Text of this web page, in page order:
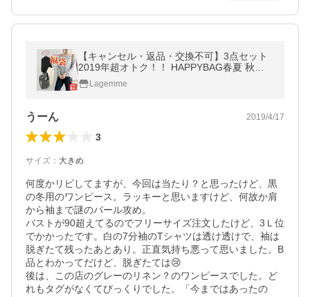
【キャンセル・返品・交換不可】3点セット
2019年超オトク！！ HAPPYBAG春夏 秋冬 B
品福袋【2018fuku3set-b】【即納：2-5日】
宅込Lagemme
うーん 2019/4/17
3
サイズ ： 大きめ
何度かリピしてますが、今回は当たり？と思ったけど、黒
の冬用のワンピース。ラッキーと思いますけど、何故か肩
から袖まで謎のパール攻め。
バストが90超えてるのでフリーサイズ注文したけど、3Ｌ位
でかかったです。白の7分袖のTシャツは透け透けで、袖は
脱ぎたて残ったあとあり。正直気持ち悪って思いました。B
品とわかってだけど、脱ぎたては😢
後は、この店のグレーのリネン？のワンピースでした。ど
れもタグがなくてびっくりでした。「今まではあったの